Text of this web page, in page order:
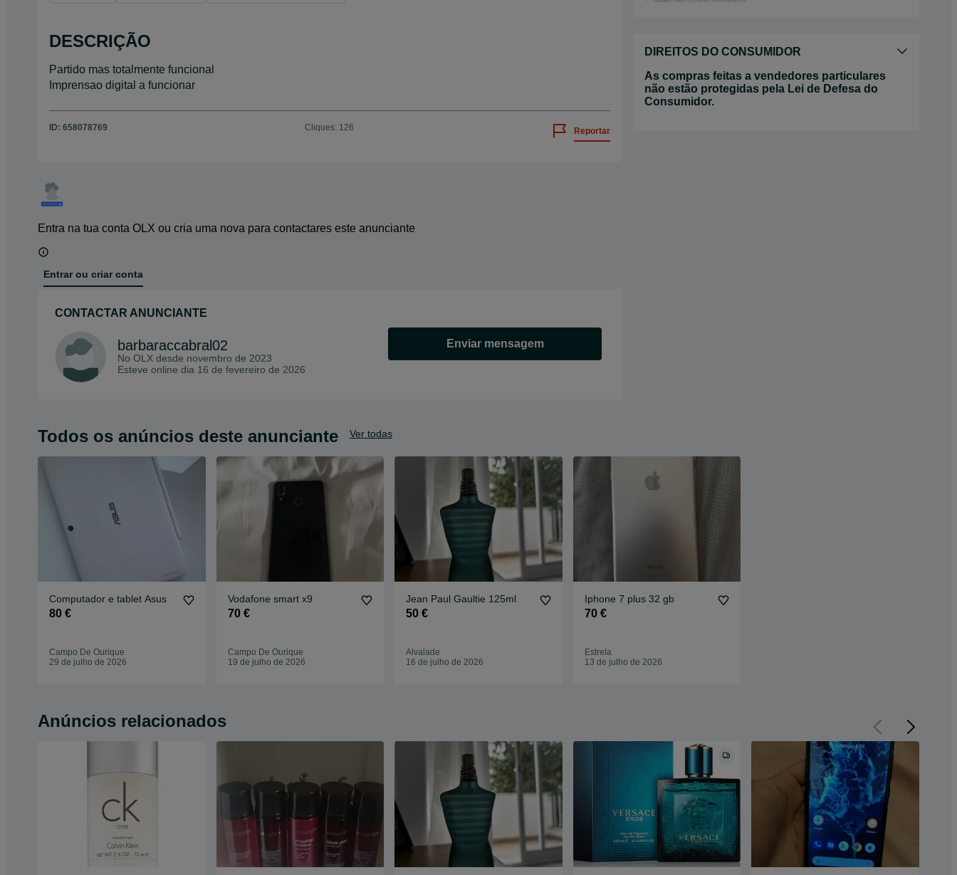
DESCRIÇÃO
Partido mas totalmente funcional
Imprensao digital a funcionar
ID: 658078769 Cliques: 126 Reportar
Entra na tua conta OLX ou cria uma nova para contactares este anunciante
Entrar ou criar conta
CONTACTAR ANUNCIANTE
barbaraccabral02
No OLX desde novembro de 2023
Esteve online dia 16 de fevereiro de 2026
Enviar mensagem
DIREITOS DO CONSUMIDOR
As compras feitas a vendedores particulares
não estão protegidas pela Lei de Defesa do
Consumidor.
Todos os anúncios deste anunciante Ver todas
Computador e tablet Asus
80 €
Campo De Ourique
29 de julho de 2026
Vodafone smart x9
70 €
Campo De Ourique
19 de julho de 2026
Jean Paul Gaultie 125ml
50 €
Alvalade
16 de julho de 2026
Iphone 7 plus 32 gb
70 €
Estrela
13 de julho de 2026
Anúncios relacionados